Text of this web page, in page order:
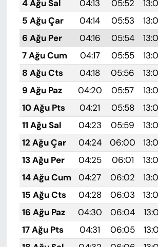
4 Ağu Sal
04:13 05:52
5 Ağu Çar
04:14 05:53
6 Ağu Per
04:16 05:54
7 Ağu Cum
04:17 05:55
8 Ağu Cts
04:18 05:56
9 Ağu Paz
04:20 05:57
10 Ağu Pts
04:21 05:58
11 Ağu Sal
04:23 05:59
12 Ağu Çar
04:24 06:00
13 Ağu Per
04:25 06:01
14 Ağu Cum
04:27 06:02
15 Ağu Cts
04:28 06:03
16 Ağu Paz
04:30 06:04
17 Ağu Pts
04:31 06:05